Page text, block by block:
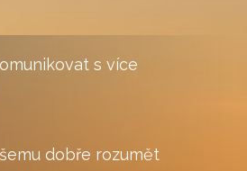
s více
dobře rozumět